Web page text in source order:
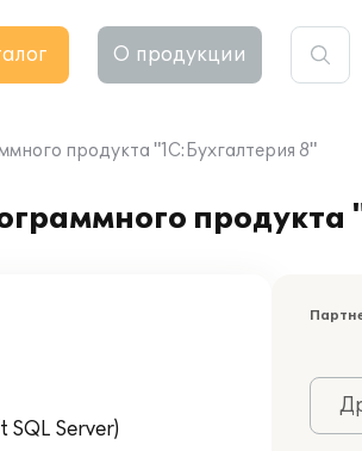
О продукции
продукта "1С:Бухгалтерия 8"
Server)